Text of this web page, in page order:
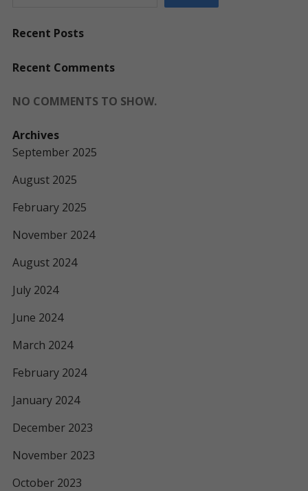
Recent Posts
Recent Comments
NO COMMENTS TO SHOW.
Archives
September 2025
August 2025
February 2025
November 2024
August 2024
July 2024
June 2024
March 2024
February 2024
January 2024
December 2023
November 2023
October 2023